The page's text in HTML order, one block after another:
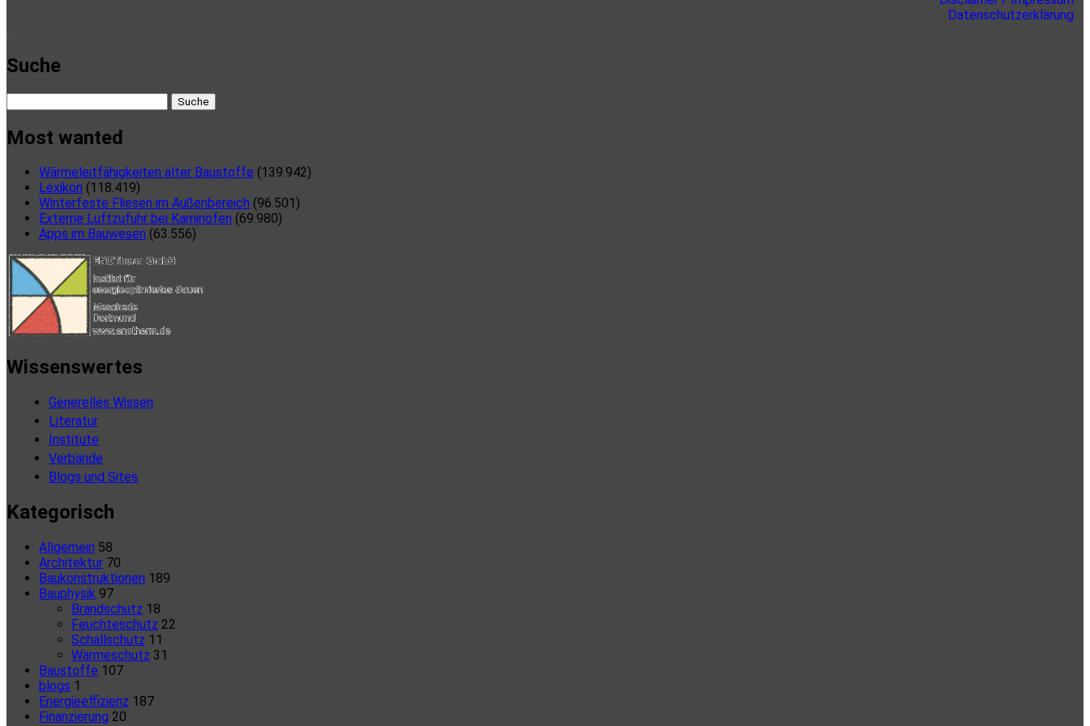
Datenschutzerklärung
Suche
nach:
Most wanted
Wärmeleitfähigkeiten alter Baustoffe (139.942)
Lexikon (118.419)
Winterfeste Fliesen im Außenbereich (96.501)
Externe Luftzufuhr bei Kaminöfen (69.980)
Apps im Bauwesen (63.556)
Wissenswertes
Generelles Wissen
Literatur
Institute
Verbände
Blogs und Sites
Kategorisch
Allgemein 58
Architektur 70
Baukonstruktionen 189
Bauphysik 97
Brandschutz 18
Feuchteschutz 22
Schallschutz 11
Wärmeschutz 31
Baustoffe 107
blogs 1
Energieeffizienz 187
Finanzierung 20